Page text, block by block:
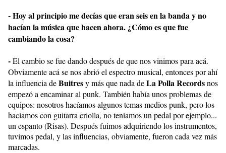
- Hoy al principio me decías que eran seis en la banda y no
hacían la música que hacen ahora. ¿Cómo es que fue
cambiando la cosa?
-El cambio se fue dando después de que nos vinimos para acá.
Obviamente acá se nos abrió el espectro musical, entonces por ahí
la influencia deBuitresy más que nada deLa Polla Recordsnos
empezó a encaminar al punk. También había unos problemas de
equipos: nosotros hacíamos algunos temas medios punk, pero los
hacíamos con guitarra criolla, no teníamos un pedal por ejemplo...
un espanto (Risas). Después fuimos adquiriendo los instrumentos,
tuvimos pedal, y las influencias, obviamente, fueron cada vez más
marcadas.